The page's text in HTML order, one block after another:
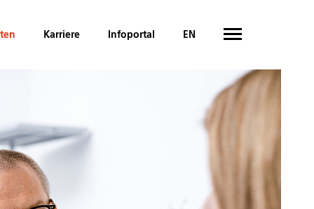
Karriere Infoportal EN